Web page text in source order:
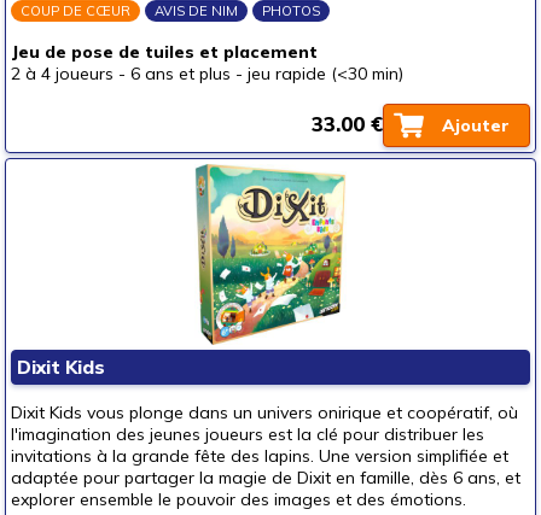
COUP DE CŒUR AVIS DE NIM PHOTOS
Jeu de pose de tuiles et placement
2 à 4 joueurs - 6 ans et plus - jeu rapide (<30 min)
Ajouter
33.00 €
Dixit Kids
Dixit Kids vous plonge dans un univers onirique et coopératif, où
l'imagination des jeunes joueurs est la clé pour distribuer les
invitations à la grande fête des lapins. Une version simplifiée et
adaptée pour partager la magie de Dixit en famille, dès 6 ans, et
explorer ensemble le pouvoir des images et des émotions.